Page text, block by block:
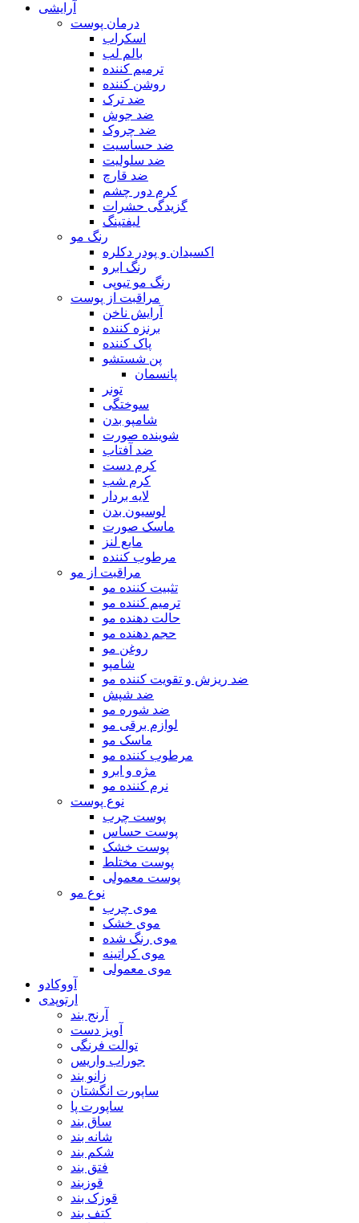
آرایشی
درمان پوست
اسکراب
بالم لب
ترمیم کننده
روشن کننده
ضد ترک
ضد جوش
ضد چروک
ضد حساسیت
ضد سلولیت
ضد قارچ
کرم دور چشم
گزیدگی حشرات
لیفتینگ
رنگ مو
اکسیدان و پودر دکلره
رنگ ابرو
رنگ مو تیوپی
مراقبت از پوست
آرایش ناخن
برنزه کننده
پاک کننده
پن شستشو
پانسمان
تونر
سوختگی
شامپو بدن
شوینده صورت
ضد آفتاب
کرم دست
کرم شب
لایه بردار
لوسیون بدن
ماسک صورت
مایع لنز
مرطوب کننده
مراقبت از مو
تثبیت کننده مو
ترمیم کننده مو
حالت دهنده مو
حجم دهنده مو
روغن مو
شامپو
ضد ریزش و تقویت کننده مو
ضد شپش
ضد شوره مو
لوازم برقی مو
ماسک مو
مرطوب کننده مو
مژه و ابرو
نرم کننده مو
نوع پوست
پوست چرب
پوست حساس
پوست خشک
پوست مختلط
پوست معمولی
نوع مو
موی چرب
موی خشک
موی رنگ شده
موی کراتینه
موی معمولی
آووکادو
ارتوپدی
آرنج بند
آویز دست
توالت فرنگی
جوراب واریس
زانو بند
ساپورت انگشتان
ساپورت پا
ساق بند
شانه بند
شکم بند
فتق بند
قوزبند
قوزک بند
کتف بند